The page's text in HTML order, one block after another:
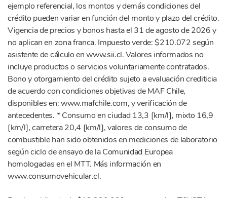
ejemplo referencial, los montos y demás condiciones del
crédito pueden variar en función del monto y plazo del crédito.
Vigencia de precios y bonos hasta el 31 de agosto de 2026 y
no aplican en zona franca. Impuesto verde: $210.072 según
asistente de cálculo en www.sii.cl. Valores informados no
incluye productos o servicios voluntariamente contratados.
Bono y otorgamiento del crédito sujeto a evaluación crediticia
de acuerdo con condiciones objetivas de MAF Chile,
disponibles en: www.mafchile.com, y verificación de
antecedentes. * Consumo en ciudad 13,3 [km/l], mixto 16,9
[km/l], carretera 20,4 [km/l], valores de consumo de
combustible han sido obtenidos en mediciones de laboratorio
según ciclo de ensayo de la Comunidad Europea
homologadas en el MTT. Más información en
www.consumovehicular.cl.